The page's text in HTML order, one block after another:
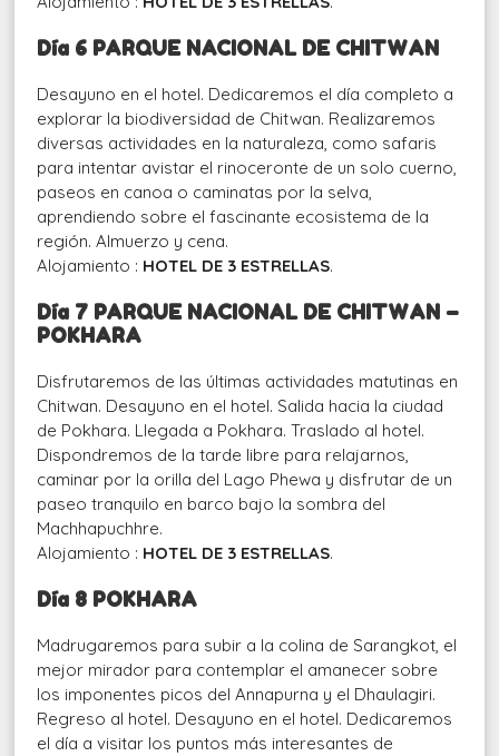
Día 6 PARQUE NACIONAL DE CHITWAN
Desayuno en el hotel. Dedicaremos el día completo a
explorar la biodiversidad de Chitwan. Realizaremos
diversas actividades en la naturaleza, como safaris
para intentar avistar el rinoceronte de un solo cuerno,
paseos en canoa o caminatas por la selva,
aprendiendo sobre el fascinante ecosistema de la
región. Almuerzo y cena.
Alojamiento : HOTEL DE 3 ESTRELLAS.
Día 7 PARQUE NACIONAL DE CHITWAN –
POKHARA
Disfrutaremos de las últimas actividades matutinas en
Chitwan. Desayuno en el hotel. Salida hacia la ciudad
de Pokhara. Llegada a Pokhara. Traslado al hotel.
Dispondremos de la tarde libre para relajarnos,
caminar por la orilla del Lago Phewa y disfrutar de un
paseo tranquilo en barco bajo la sombra del
Machhapuchhre.
Alojamiento : HOTEL DE 3 ESTRELLAS.
Día 8 POKHARA
Madrugaremos para subir a la colina de Sarangkot, el
mejor mirador para contemplar el amanecer sobre
los imponentes picos del Annapurna y el Dhaulagiri.
Regreso al hotel. Desayuno en el hotel. Dedicaremos
el día a visitar los puntos más interesantes de